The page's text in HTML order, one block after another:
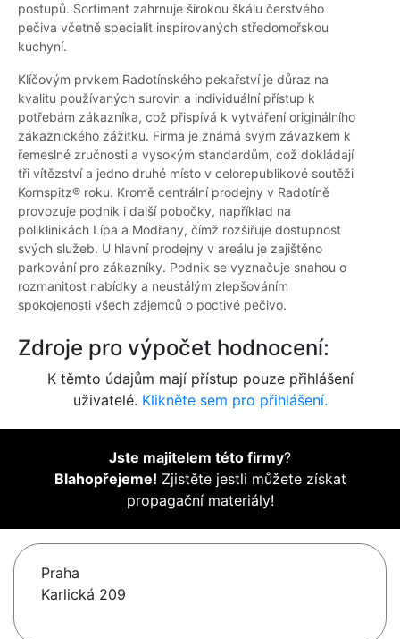
postupů. Sortiment zahrnuje širokou škálu čerstvého
pečiva včetně specialit inspirovaných středomořskou
kuchyní.
Klíčovým prvkem Radotínského pekařství je důraz na
kvalitu používaných surovin a individuální přístup k
potřebám zákazníka, což přispívá k vytváření originálního
zákaznického zážitku. Firma je známá svým závazkem k
řemeslné zručnosti a vysokým standardům, což dokládají
tři vítězství a jedno druhé místo v celorepublikové soutěži
Kornspitz® roku. Kromě centrální prodejny v Radotíně
provozuje podnik i další pobočky, například na
poliklinikách Lípa a Modřany, čímž rozšiřuje dostupnost
svých služeb. U hlavní prodejny v areálu je zajištěno
parkování pro zákazníky. Podnik se vyznačuje snahou o
rozmanitost nabídky a neustálým zlepšováním
spokojenosti všech zájemců o poctivé pečivo.
Zdroje pro výpočet hodnocení:
K těmto údajům mají přístup pouze přihlášení
uživatelé. Klikněte sem pro přihlášení.
Jste majitelem této firmy?
Blahopřejeme! Zjistěte jestli můžete získat
propagační materiály!
Praha
Karlická 209